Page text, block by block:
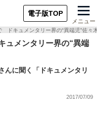
電子版TOP
メニュー
ドキュメンタリー界の“異端児”佐々
ュメンタリー界の“異端
に聞く「ドキュメンタリ
2017/07/09